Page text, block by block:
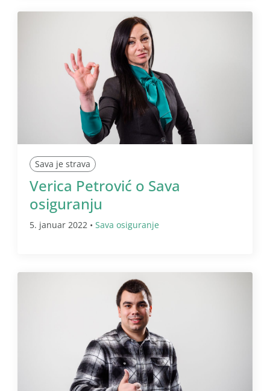
Sava je strava
Verica Petrović o Sava
osiguranju
5. januar 2022 • Sava osiguranje